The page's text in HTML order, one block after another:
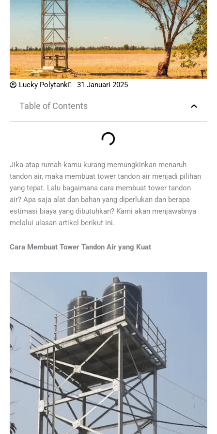
Lucky Polytank 31 Januari 2025
Table of Contents
Jika atap rumah kamu kurang memungkinkan menaruh
tandon air, maka membuat tower tandon air menjadi pilihan
yang tepat. Lalu bagaimana cara membuat tower tandon
air? Apa saja alat dan bahan yang diperlukan dan berapa
estimasi biaya yang dibutuhkan? Kami akan menjawabnya
melalui ulasan artikel berikut ini.
Cara Membuat Tower Tandon Air yang Kuat